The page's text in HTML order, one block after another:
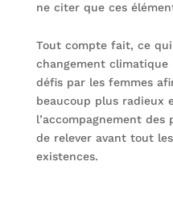
ne citer que ces
Tout compte fait, ce
changement climatique
défis par les femmes
beaucoup plus radieux
l’accompagnement
de relever avant tout
existences.